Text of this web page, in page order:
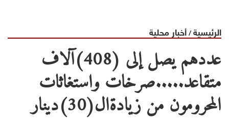
الرئيسية/أخبار محلية
عددهم يصل إلى (408)آلاف
متقاعد.....صرخات واستغاثات
المحرومون من زيادةال(30)دينار